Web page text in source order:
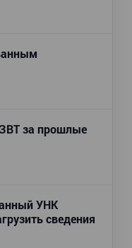
за прошлые
УНК
сведения